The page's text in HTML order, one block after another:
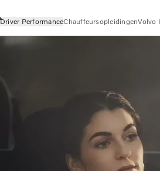
Driver PerformanceChauffeursopleidingenVolvo